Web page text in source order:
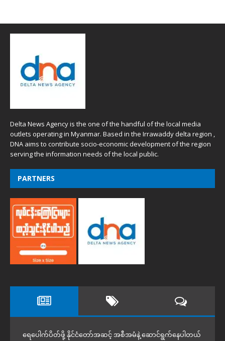
Delta News Agency is the one of the handful of the local media
outlets operating in Myanmar. Based in the Irrawaddy delta region ,
DNA aims to contribute socio-economic development of the region
serving the information needs of the local public.
PARTNERS
ရေပေါက်ပိတ်ဖို့ နိုင်ငံတော်အဆင့် အစီအမံနဲ့ ဆောင်ရွက်နေပါတယ်